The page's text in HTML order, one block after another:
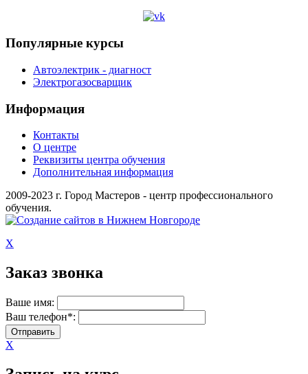
Популярные курсы
Автоэлектрик - диагност
Электрогазосварщик
Информация
Контакты
О центре
Реквизиты центра обучения
Дополнительная информация
2009-2023 г. Город Мастеров - центр профессионального
обучения.
X
Заказ звонка
Ваше имя:
Ваш телефон*:
X